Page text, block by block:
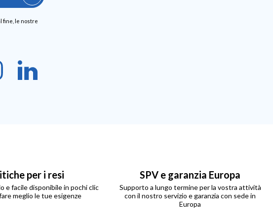
fine, le nostre
per i resi
e facile disponibile in pochi clic
meglio le tue esigenze
SPV e garanzia Europa
Supporto a lungo termine per la vostra attività
con il nostro servizio e garanzia con sede in
Europa